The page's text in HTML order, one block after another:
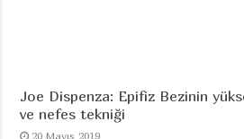
Joe Dispenza: Epifiz Bezinin
ve nefes tekniği
20 Mayıs 2019